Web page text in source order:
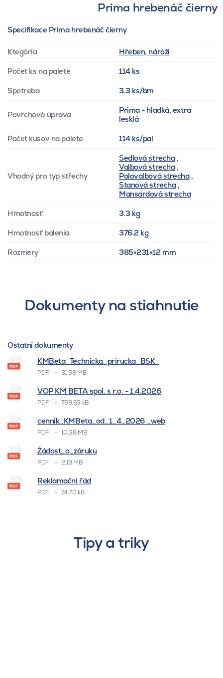
Prima hrebenáč čierny
Specifikace Prima hrebenáč čierny
Ktegória Hřeben, nároží
Počet ks na palete 114 ks
Spotreba 3.3 ks/bm
Povrchová úprava
Prima - hladká, extra
lesklá
Počet kusov na palete 114 ks/pal
Vhodný pro typ střechy
Sedlová strecha,
Valbová strecha,
Polovalbová strecha,
Stanová strecha,
Mansardová strecha
Hmotnosť 3.3 kg
Hmotnosť balenia 376.2 kg
Rozmery 385×231×12 mm
Dokumenty na stiahnutie
Ostatní dokumenty
KMBeta_Technicka_prirucka_BSK_
PDF 31.58 MB
VOP KM BETA spol. s r.o. - 1.4.2026
PDF 769.63 kB
cenník_KMBeta_od_1_4_2026 _web
PDF 10.38 MB
Žádost_o_záruku
PDF 2.18 MB
Reklamační řád
PDF 74.70 kB
Tipy a triky